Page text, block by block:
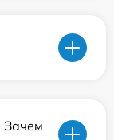
Зачем